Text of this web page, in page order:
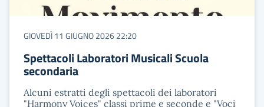
GIOVEDÌ 11 GIUGNO 2026 22:20
Spettacoli Laboratori Musicali Scuola
secondaria
Alcuni estratti degli spettacoli dei laboratori
"Harmony Voices" classi prime e seconde e "Voci